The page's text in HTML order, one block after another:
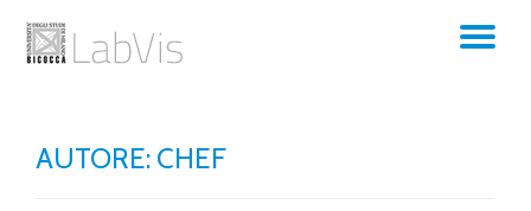
Skip
AUTORE: CHEF